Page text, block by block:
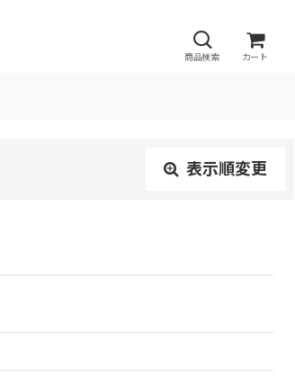
商品検索 カート
表示順変更